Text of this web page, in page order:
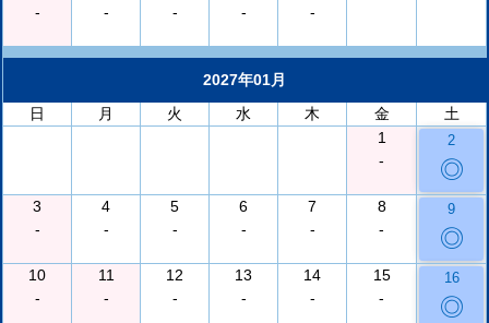
-
-
-
-
-
2027年01月
日
月 火 水 木 金
土
1
-
2
◎
3
-
4
-
5
-
6
-
7
-
8
-
9
◎
10
-
11
-
12
-
13
-
14
-
15
-
16
◎